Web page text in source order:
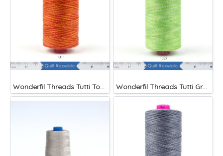
Wonderfil Threads Tutti Tomato Wonderfil Threads Tutti Grass